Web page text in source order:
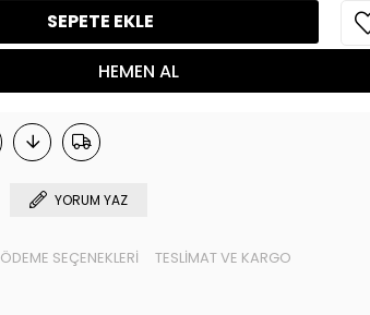
YORUM YAZ
ÖDEME SEÇENEKLERI
TESLIMAT VE KARGO